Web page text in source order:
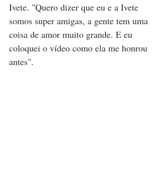
Ivete. "Quero dizer que eu e a Ivete
somos super amigas, a gente tem uma
coisa de amor muito grande. E eu
coloquei o vídeo como ela me honrou
antes".